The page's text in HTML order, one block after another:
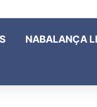
NABALANÇA